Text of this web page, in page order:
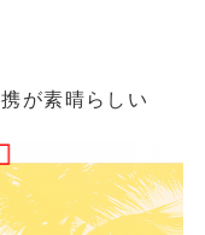
が素晴らしい